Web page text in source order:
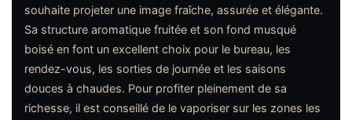
souhaite projeter une image fraîche, assurée et élégante.
Sa structure aromatique fruitée et son fond musqué
boisé en font un excellent choix pour le bureau, les
rendez-vous, les sorties de journée et les saisons
douces à chaudes. Pour profiter pleinement de sa
richesse, il est conseillé de le vaporiser sur les zones les